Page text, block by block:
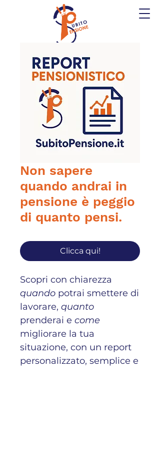
Non sapere
quando andrai in
pensione è peggio
di quanto pensi.
Clicca qui!
Scopri con chiarezza
quando potrai smettere di
lavorare, quanto
prenderai e come
migliorare la tua
situazione, con un report
personalizzato, semplice e